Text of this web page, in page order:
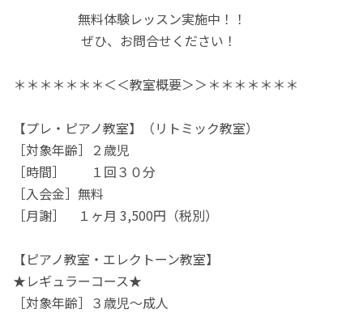
無料体験レッスン実施中！！
ぜひ、お問合せください！
＊＊＊＊＊＊＊＜＜教室概要＞＞＊＊＊＊＊＊＊
【プレ・ピアノ教室】（リトミック教室）
［対象年齢］２歳児
［時間］ １回３０分
［入会金］無料
［月謝］ １ヶ月 3,500円（税別）
【ピアノ教室・エレクトーン教室】
★レギュラーコース★
［対象年齢］３歳児〜成人